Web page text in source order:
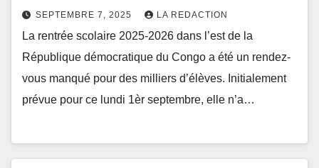
SEPTEMBRE 7, 2025 LA REDACTION
La rentrée scolaire 2025-2026 dans l’est de la
République démocratique du Congo a été un rendez-
vous manqué pour des milliers d’élèves. Initialement
prévue pour ce lundi 1èr septembre, elle n’a…